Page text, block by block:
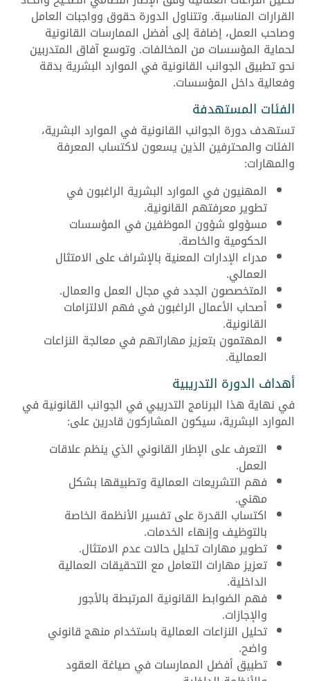
القرارات المناسبة. وتتناول الدورة حقوق وواجبات العامل
وصاحب العمل، إضافة إلى أفضل الممارسات القانونية
لحماية المؤسسات من المخالفات. وتوسع آفاق المتدربين
نحو تطبيق الجوانب القانونية في الموارد البشرية بدقة
وفعالية داخل المؤسسات.
الفئات المستهدفة
تستهدف دورة الجوانب القانونية في الموارد البشرية،
الفئات والمحترفين الذين يسعون لاكتساب المعرفة
والمهارات:
المهنيون في الموارد البشرية الراغبون في
تطوير معرفتهم القانونية.
مسؤولو شؤون الموظفين في المؤسسات
الحكومية والخاصة.
مدراء الإدارات المعنية بالإشراف على الامتثال
العمالي.
المتخصصون الجدد في مجال العمل والعمال.
أصحاب الأعمال الراغبون في فهم الالتزامات
القانونية.
المهتمون بتعزيز مهاراتهم في معالجة النزاعات
العمالية.
أهداف الدورة التدريبية
في نهاية هذا البرنامج التدريبي في الجوانب القانونية في
الموارد البشرية، سيكون المشاركون قادرين على:
التعرف على الإطار القانوني الذي ينظم علاقات
العمل.
فهم التشريعات العمالية وتطبيقها بشكل
مهني.
اكتساب القدرة على تفسير الأنظمة الخاصة
بالتوظيف وإنهاء الخدمات.
تطوير مهارات تحليل حالات عدم الامتثال.
تعزيز مهارات التعامل مع التحقيقات العمالية
الداخلية.
فهم الضوابط القانونية المرتبطة بالأجور
والإجازات.
تحليل النزاعات العمالية باستخدام منهج قانوني
واضح.
تطبيق أفضل الممارسات في صياغة العقود